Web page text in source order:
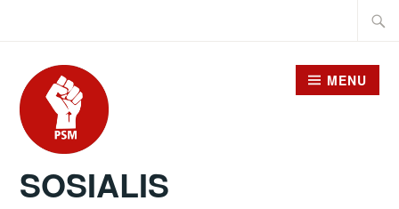
content
SOSIALIS
MENU